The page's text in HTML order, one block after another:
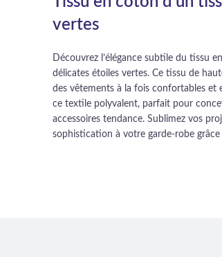
vertes
Découvrez l’élégance subtile du tissu
délicates étoiles vertes. Ce tissu de
des vêtements à la fois confortables et
ce textile polyvalent, parfait pour
accessoires tendance. Sublimez vos
sophistication à votre garde-robe